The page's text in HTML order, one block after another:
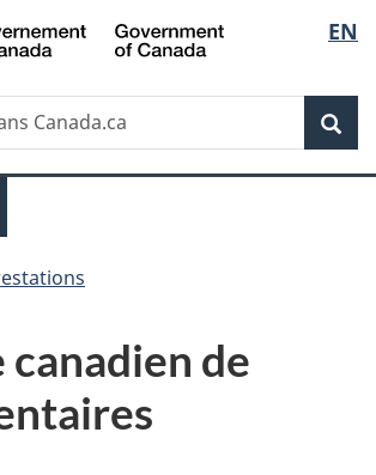
Passer
au
principal
Passer
à
Au
du
Passer
à
version
simplifiée
de
la
EN
canadien de